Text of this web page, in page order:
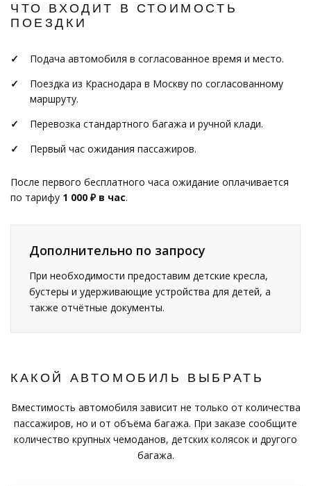
ЧТО ВХОДИТ В СТОИМОСТЬ
ПОЕЗДКИ
Подача автомобиля в согласованное время и место.
Поездка из Краснодара в Москву по согласованному
маршруту.
Перевозка стандартного багажа и ручной клади.
Первый час ожидания пассажиров.
После первого бесплатного часа ожидание оплачивается
по тарифу 1 000 ₽ в час.
Дополнительно по запросу
При необходимости предоставим детские кресла,
бустеры и удерживающие устройства для детей, а
также отчётные документы.
КАКОЙ АВТОМОБИЛЬ ВЫБРАТЬ
Вместимость автомобиля зависит не только от количества
пассажиров, но и от объёма багажа. При заказе сообщите
количество крупных чемоданов, детских колясок и другого
багажа.